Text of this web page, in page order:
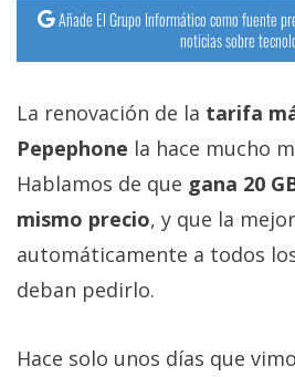
Añade El Grupo Informático como fuente
noticias sobre
La renovación de la tarifa
Pepephone la hace mucho
Hablamos de que gana 20
mismo precio, y que la
automáticamente a todos
deban pedirlo.
Hace solo unos días que